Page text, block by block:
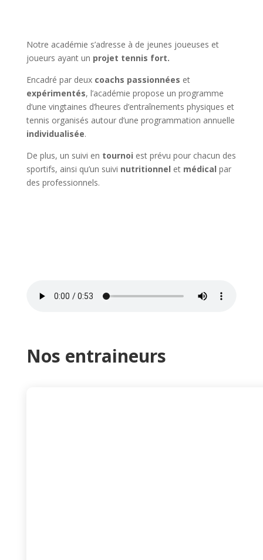
Notre académie s’adresse à de jeunes joueuses et
joueurs ayant un projet tennis fort.
Encadré par deux coachs passionnées et
expérimentés, l’académie propose un programme
d’une vingtaines d’heures d’entraînements physiques et
tennis organisés autour d’une programmation annuelle
individualisée.
De plus, un suivi en tournoi est prévu pour chacun des
sportifs, ainsi qu’un suivi nutritionnel et médical par
des professionnels.
Nos entraineurs